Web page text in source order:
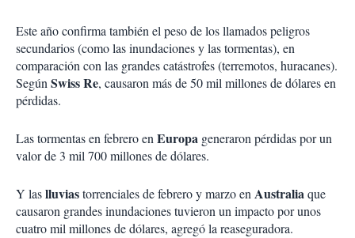
Este año confirma también el peso de los llamados peligros
secundarios (como las inundaciones y las tormentas), en
comparación con las grandes catástrofes (terremotos, huracanes).
SegúnSwissRe, causaron más de 50 mil millones de dólares en
pérdidas.
Las tormentas en febrero enEuropa generaron pérdidas por un
valor de 3 mil 700 millones de dólares.
Y laslluviastorrenciales de febrero y marzo enAustraliaque
causaron grandes inundaciones tuvieron un impacto por unos
cuatro mil millones de dólares, agregó la reaseguradora.